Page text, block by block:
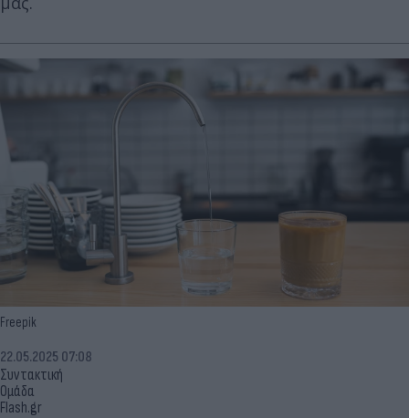
Freepik
Συντακτική
Ομάδα
Flash.gr
22.05.2025 07:08